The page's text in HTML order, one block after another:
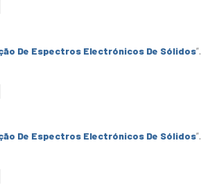
De Espectros Electrónicos De Sólidos”.
De Espectros Electrónicos De Sólidos”.